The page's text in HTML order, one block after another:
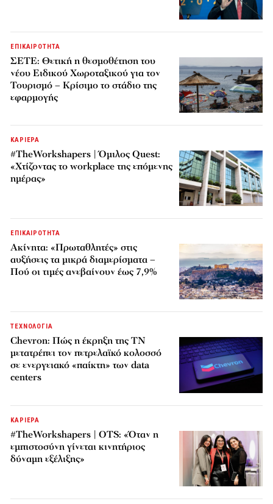
ΕΠΙΚΑΙΡΟΤΗΤΑ
ΣΕΤΕ: Θετική η θεσμοθέτηση του
νέου Ειδικού Χωροταξικού για τον
Τουρισμό – Κρίσιμο το στάδιο της
εφαρμογής
ΚΑΡΙΕΡΑ
#TheWorkshapers | Όμιλος Quest:
«Χτίζοντας το workplace της επόμενης
ημέρας»
ΕΠΙΚΑΙΡΟΤΗΤΑ
Ακίνητα: «Πρωταθλητές» στις
αυξήσεις τα μικρά διαμερίσματα –
Πού οι τιμές ανεβαίνουν έως 7,9%
ΤΕΧΝΟΛΟΓΙΑ
Chevron: Πώς η έκρηξη της ΤΝ
μετατρέπει τον πετρελαϊκό κολοσσό
σε ενεργειακό «παίκτη» των data
centers
ΚΑΡΙΕΡΑ
#TheWorkshapers | OTS: «Όταν η
εμπιστοσύνη γίνεται κινητήριος
δύναμη εξέλιξης»